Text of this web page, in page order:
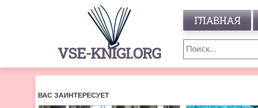
VSE-KNIGI.ORG
ГЛАВНАЯ